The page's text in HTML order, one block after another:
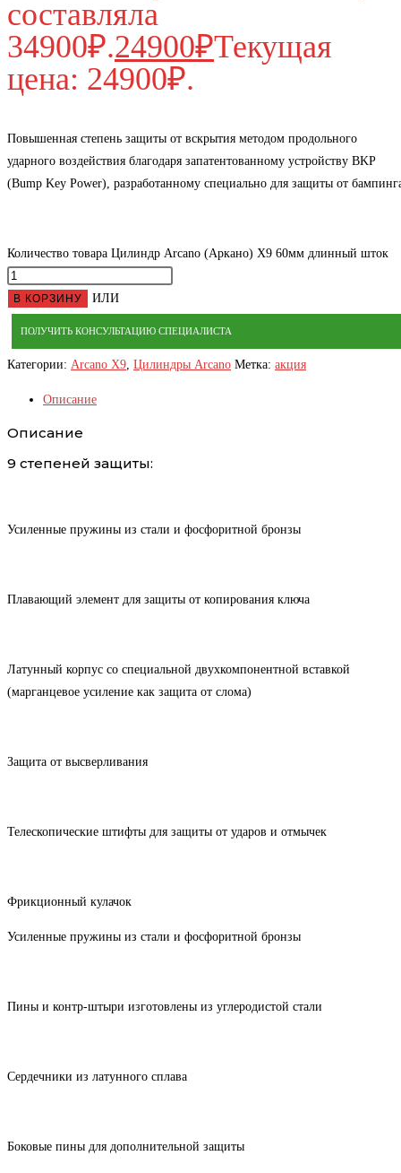
составляла
34900₽.24900₽Текущая
цена: 24900₽.
Повышенная степень защиты от вскрытия методом продольного
ударного воздействия благодаря запатентованному устройству BKP
(Bump Key Power), разработанному специально для защиты от
Количество товара Цилиндр Arcano (Аркано) Х9 60мм длинный шток
В КОРЗИНУ ИЛИ
ПОЛУЧИТЬ КОНСУЛЬТАЦИЮ СПЕЦИАЛИСТА
Категории: Arcano Х9, Цилиндры Arcano Метка: акция
Описание
Описание
9 степеней защиты:
Усиленные пружины из стали и фосфоритной бронзы
Плавающий элемент для защиты от копирования ключа
Латунный корпус со специальной двухкомпонентной вставкой
(марганцевое усиление как защита от слома)
Защита от высверливания
Телескопические штифты для защиты от ударов и отмычек
Фрикционный кулачок
Усиленные пружины из стали и фосфоритной бронзы
Пины и контр-штыри изготовлены из углеродистой стали
Сердечники из латунного сплава
Боковые пины для дополнительной защиты